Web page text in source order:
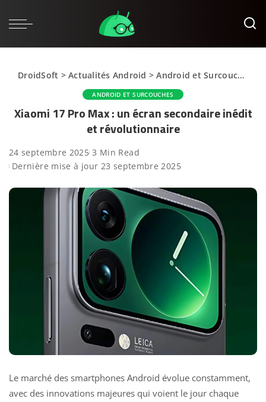
DroidSoft >Actualités Android >Android et Surcouches
ANDROID ET SURCOUCHES
Xiaomi 17 Pro Max : un écran secondaire inédit
et révolutionnaire
24 septembre 2025 3 Min Read
Dernière mise à jour 23 septembre 2025
Le marché des smartphones Android évolue constamment,
avec des innovations majeures qui voient le jour chaque